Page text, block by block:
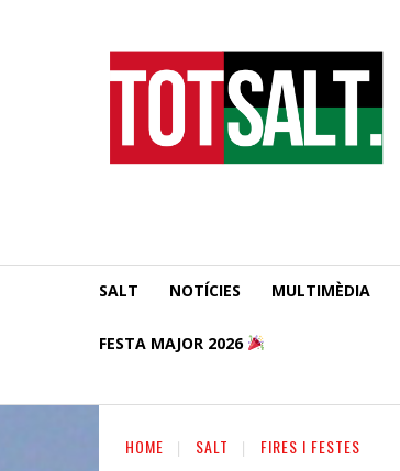
SALT NOTÍCIES MULTIMÈDIA
FESTA MAJOR 2026
HOME SALT FIRES I FESTES